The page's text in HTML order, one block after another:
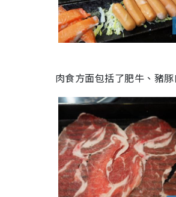
肉食方面包括了肥牛、豬